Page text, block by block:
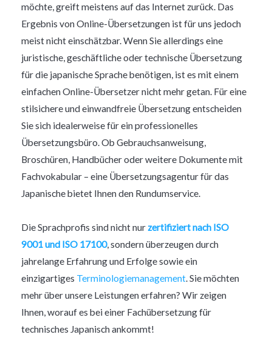
möchte, greift meistens auf das Internet zurück. Das
Ergebnis von Online-Übersetzungen ist für uns jedoch
meist nicht einschätzbar. Wenn Sie allerdings eine
juristische, geschäftliche oder technische Übersetzung
für die japanische Sprache benötigen, ist es mit einem
einfachen Online-Übersetzer nicht mehr getan. Für eine
stilsichere und einwandfreie Übersetzung entscheiden
Sie sich idealerweise für ein professionelles
Übersetzungsbüro. Ob Gebrauchsanweisung,
Broschüren, Handbücher oder weitere Dokumente mit
Fachvokabular – eine Übersetzungsagentur für das
Japanische bietet Ihnen den Rundumservice.
Die Sprachprofis sind nicht nur zertifiziert nach ISO
9001 und ISO 17100, sondern überzeugen durch
jahrelange Erfahrung und Erfolge sowie ein
einzigartiges Terminologiemanagement. Sie möchten
mehr über unsere Leistungen erfahren? Wir zeigen
Ihnen, worauf es bei einer Fachübersetzung für
technisches Japanisch ankommt!